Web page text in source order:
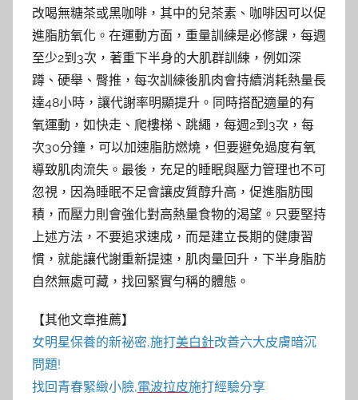
改喝無糖茶或黑咖啡，其中的兒茶素、咖啡因可以促
進脂肪氧化。在運動方面，重量訓練是必修課，每週
至少2到3次，著重下半身的大肌群訓練，例如深
蹲、硬舉、臀推，每次訓練後肌肉會持續消耗熱量長
達48小時，讓代謝率明顯提升。同時搭配適量的有
氧運動，如快走、爬樓梯、跳繩，每週2到3次，每
次30分鐘，可以加速脂肪燃燒，但要避免過度有氧
導致肌肉流失。最後，充足的睡眠與壓力管理也不可
忽視，因為睡眠不足會讓皮質醇升高，促進脂肪囤
積，而壓力則會強化對高熱量食物的渴望。只要堅持
上述方法，不要追求速成，而是建立長期的健康習
慣，就能讓代謝重新提速，肌肉量回升，下半身脂肪
自然無處可藏，找回緊實勻稱的體態。
【其他文章推薦】
女明星保養的新祕密,施打美白針改善六大皮膚暗沉
問題!
找回青春緊緻小臉,電波拉皮施打經驗分享